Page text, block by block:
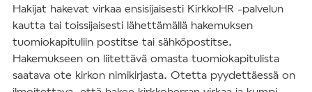
Hakijat hakevat virkaa ensisijaisesti KirkkoHR -palvelun
kautta tai toissijaisesti lähettämällä hakemuksen
tuomiokapituliin postitse tai sähköpostitse.
Hakemukseen on liitettävä omasta tuomiokapitulista
saatava ote kirkon nimikirjasta. Otetta pyydettäessä on